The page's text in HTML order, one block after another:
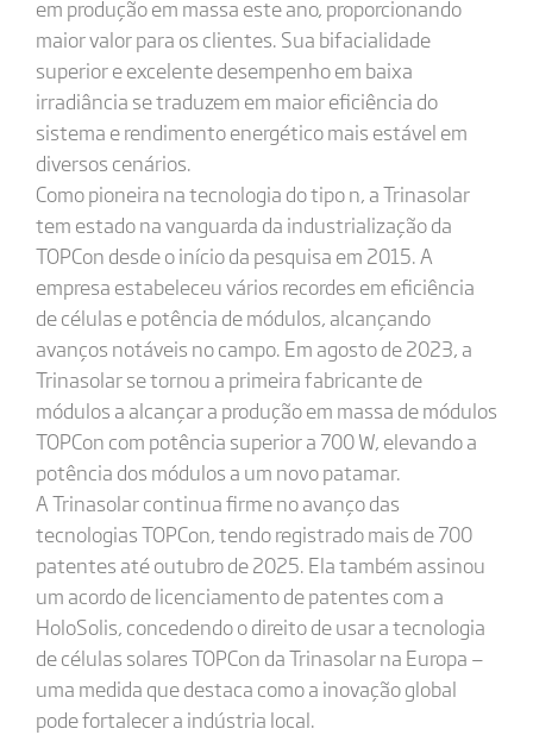
em produção em massa este ano, proporcionando
maior valor para os clientes. Sua bifacialidade
superior e excelente desempenho em baixa
irradiância se traduzem em maior eficiência do
sistema e rendimento energético mais estável em
diversos cenários.
Como pioneira na tecnologia do tipo n, a Trinasolar
tem estado na vanguarda da industrialização da
TOPCon desde o início da pesquisa em 2015. A
empresa estabeleceu vários recordes em eficiência
de células e potência de módulos, alcançando
avanços notáveis no campo. Em agosto de 2023, a
Trinasolar se tornou a primeira fabricante de
módulos a alcançar a produção em massa de módulos
TOPCon com potência superior a 700 W, elevando a
potência dos módulos a um novo patamar.
A Trinasolar continua firme no avanço das
tecnologias TOPCon, tendo registrado mais de 700
patentes até outubro de 2025. Ela também assinou
um acordo de licenciamento de patentes com a
HoloSolis, concedendo o direito de usar a tecnologia
de células solares TOPCon da Trinasolar na Europa —
uma medida que destaca como a inovação global
pode fortalecer a indústria local.